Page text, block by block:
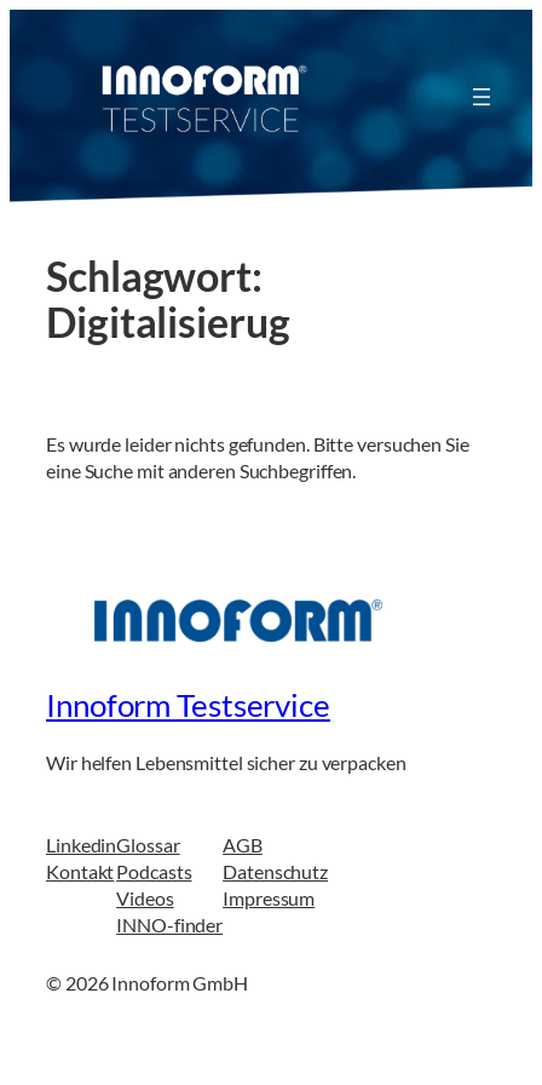
Schlagwort:
Digitalisierug
Es wurde leider nichts gefunden. Bitte versuchen Sie
eine Suche mit anderen Suchbegriffen.
Innoform Testservice
Wir helfen Lebensmittel sicher zu verpacken
Linkedin
Kontakt
Glossar
Podcasts
Videos
INNO-finder
AGB
Datenschutz
Impressum
© 2026 Innoform GmbH